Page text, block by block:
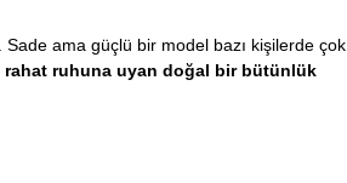
Sade ama güçlü bir model bazı kişilerde çok
rahat ruhuna uyan doğal bir bütünlük